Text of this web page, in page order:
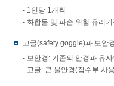
- 1인당 1개씩
- 화합물 및 파손 위험 유리
고글(safety goggle)과 보안
- 보안경: 기존의 안경과 유
- 고글: 큰 물안경(잠수부 사